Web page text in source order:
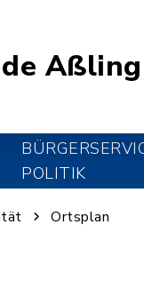
Aßling
POLITIK
Ortsplan